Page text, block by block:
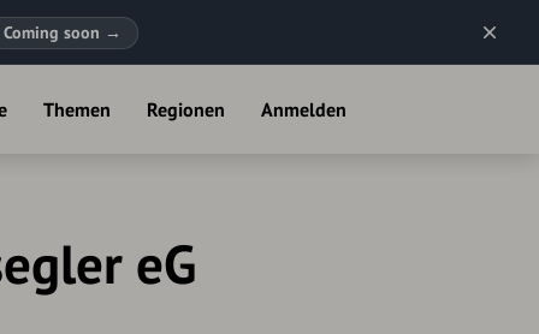
Coming soon →
Themen Regionen Anmelden
eG